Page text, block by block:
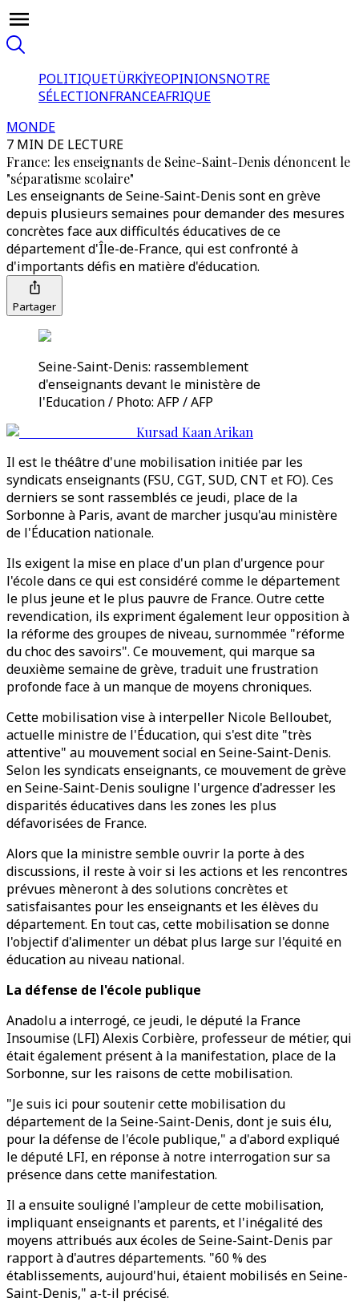
POLITIQUETÜRKİYEOPINIONSNOTRE
SÉLECTIONFRANCEAFRIQUE
MONDE
7 MIN DE LECTURE
France: les enseignants de Seine-Saint-Denis dénoncent le
"séparatisme scolaire"
Les enseignants de Seine-Saint-Denis sont en grève
depuis plusieurs semaines pour demander des mesures
concrètes face aux difficultés éducatives de ce
département d'Île-de-France, qui est confronté à
d'importants défis en matière d'éducation.
Partager
Seine-Saint-Denis: rassemblement
d'enseignants devant le ministère de
l'Education / Photo: AFP / AFP
Kursad Kaan Arikan
Il est le théâtre d'une mobilisation initiée par les
syndicats enseignants (FSU, CGT, SUD, CNT et FO). Ces
derniers se sont rassemblés ce jeudi, place de la
Sorbonne à Paris, avant de marcher jusqu'au ministère
de l'Éducation nationale.
Ils exigent la mise en place d'un plan d'urgence pour
l'école dans ce qui est considéré comme le département
le plus jeune et le plus pauvre de France. Outre cette
revendication, ils expriment également leur opposition à
la réforme des groupes de niveau, surnommée "réforme
du choc des savoirs". Ce mouvement, qui marque sa
deuxième semaine de grève, traduit une frustration
profonde face à un manque de moyens chroniques.
Cette mobilisation vise à interpeller Nicole Belloubet,
actuelle ministre de l'Éducation, qui s'est dite "très
attentive" au mouvement social en Seine-Saint-Denis.
Selon les syndicats enseignants, ce mouvement de grève
en Seine-Saint-Denis souligne l'urgence d'adresser les
disparités éducatives dans les zones les plus
défavorisées de France.
Alors que la ministre semble ouvrir la porte à des
discussions, il reste à voir si les actions et les rencontres
prévues mèneront à des solutions concrètes et
satisfaisantes pour les enseignants et les élèves du
département. En tout cas, cette mobilisation se donne
l'objectif d'alimenter un débat plus large sur l'équité en
éducation au niveau national.
La défense de l'école publique
Anadolu a interrogé, ce jeudi, le député la France
Insoumise (LFI) Alexis Corbière, professeur de métier, qui
était également présent à la manifestation, place de la
Sorbonne, sur les raisons de cette mobilisation.
"Je suis ici pour soutenir cette mobilisation du
département de la Seine-Saint-Denis, dont je suis élu,
pour la défense de l'école publique," a d'abord expliqué
le député LFI, en réponse à notre interrogation sur sa
présence dans cette manifestation.
Il a ensuite souligné l'ampleur de cette mobilisation,
impliquant enseignants et parents, et l'inégalité des
moyens attribués aux écoles de Seine-Saint-Denis par
rapport à d'autres départements. "60 % des
établissements, aujourd'hui, étaient mobilisés en Seine-
Saint-Denis," a-t-il précisé.